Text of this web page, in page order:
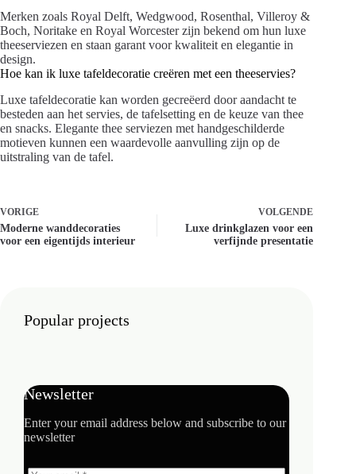
Merken zoals Royal Delft, Wedgwood, Rosenthal, Villeroy &
Boch, Noritake en Royal Worcester zijn bekend om hun luxe
theeserviezen en staan garant voor kwaliteit en elegantie in
design.
Hoe kan ik luxe tafeldecoratie creëren met een theeservies?
Luxe tafeldecoratie kan worden gecreëerd door aandacht te
besteden aan het servies, de tafelsetting en de keuze van thee
en snacks. Elegante thee serviezen met handgeschilderde
motieven kunnen een waardevolle aanvulling zijn op de
uitstraling van de tafel.
VORIGE
Moderne wanddecoraties
voor een eigentijds interieur
VOLGENDE
Luxe drinkglazen voor een
verfijnde presentatie
Popular projects
Newsletter
Enter your email address below and subscribe to our
newsletter